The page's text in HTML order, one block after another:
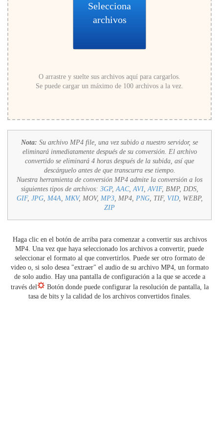
Selecciona
archivos
O arrastre y suelte sus archivos aquí para cargarlos.
Se puede cargar un máximo de 100 archivos a la vez.
Nota: Su archivo MP4 file, una vez subido a nuestro servidor, se
eliminará inmediatamente después de su conversión. El archivo
convertido se eliminará 4 horas después de la subida, así que
descárguelo antes de que transcurra ese tiempo.
Nuestra herramienta de conversión MP4 admite la conversión a los
siguientes tipos de archivos: 3GP,AAC,AVI,AVIF, BMP, DDS,
GIF, JPG, M4A, MKV, MOV, MP3, MP4, PNG, TIF, VID, WEBP,
ZIP
Haga clic en el botón de arriba para comenzar a convertir sus archivos
MP4. Una vez que haya seleccionado los archivos a convertir, puede
seleccionar el formato al que convertirlos. Puede ser otro formato de
video o, si solo desea "extraer" el audio de su archivo MP4, un formato
de solo audio. Hay una pantalla de configuración a la que se accede a
través del
Botón donde puede configurar la resolución de pantalla, la
tasa de bits y la calidad de los archivos convertidos finales.